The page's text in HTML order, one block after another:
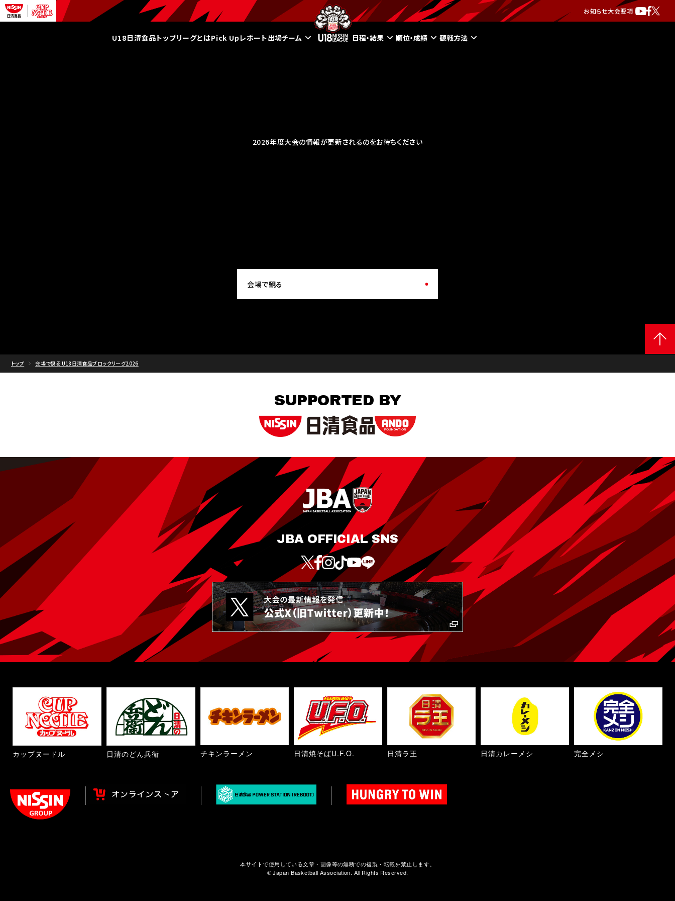
お知らせ大会要項
U18日清食品トップリーグとはPick Upレポート出場チーム 日程・結果 順位・成績 観戦方法
2026年度大会の情報が更新されるのをお待ちください
会場で観る
トップ 会場で観る U18日清食品ブロックリーグ2026
SUPPORTED BY
JBA OFFICIAL SNS
カップヌードル 日清のどん兵衛 チキンラーメン 日清焼そばU.F.O. 日清ラ王 日清カレーメシ 完全メシ
本サイトで使用している文章・画像等の無断での複製・転載を禁止します。
© Japan Basketball Association. All Rights Reserved.